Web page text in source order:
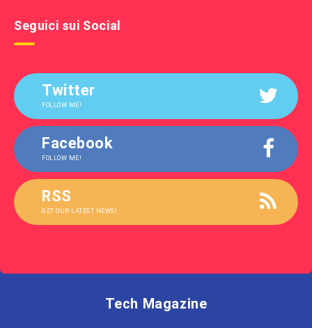
Seguici sui Social
Twitter
FOLLOW ME!
Facebook
FOLLOW ME!
RSS
GET OUR LATEST NEWS!
Tech Magazine